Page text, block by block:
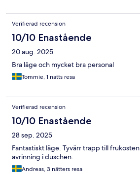
Verifierad recension
10/10 Enastående
20 aug. 2025
Bra läge och mycket bra personal
Tommie, 1 natts resa
Verifierad recension
10/10 Enastående
28 sep. 2025
Fantastiskt läge. Tyvärr trapp till
avrinning i duschen.
Andreas, 3 nätters resa